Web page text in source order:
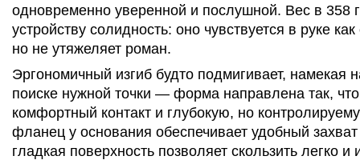
одновременно уверенной и послушной. Вес в 358
устройству солидность: оно чувствуется в руке
но не утяжеляет роман.
Эргономичный изгиб будто подмигивает, намекая
поиске нужной точки — форма направлена так,
комфортный контакт и глубокую, но
фланец у основания обеспечивает удобный
гладкая поверхность позволяет скользить легко